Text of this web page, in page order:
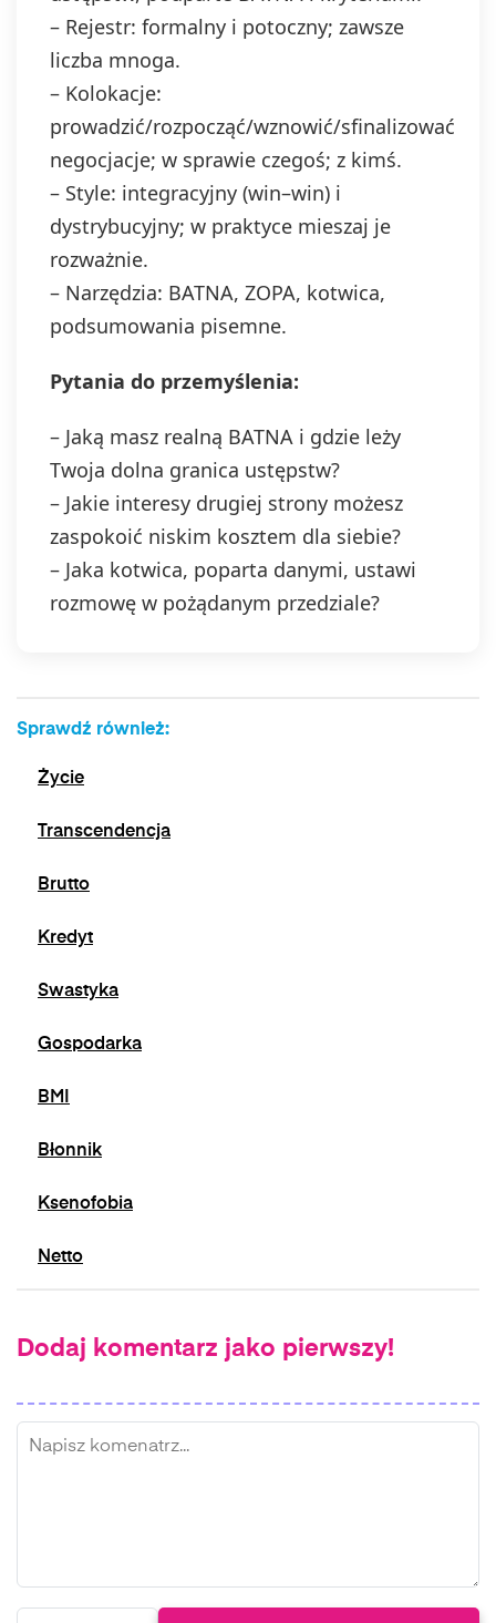
– Rejestr: formalny i potoczny; zawsze
liczba mnoga.
– Kolokacje:
prowadzić/rozpocząć/wznowić/sfinalizować
negocjacje; w sprawie czegoś; z kimś.
– Style: integracyjny (win–win) i
dystrybucyjny; w praktyce mieszaj je
rozważnie.
– Narzędzia: BATNA, ZOPA, kotwica,
podsumowania pisemne.
Pytania do przemyślenia:
– Jaką masz realną BATNA i gdzie leży
Twoja dolna granica ustępstw?
– Jakie interesy drugiej strony możesz
zaspokoić niskim kosztem dla siebie?
– Jaka kotwica, poparta danymi, ustawi
rozmowę w pożądanym przedziale?
Sprawdź również:
Życie
Transcendencja
Brutto
Kredyt
Swastyka
Gospodarka
BMI
Błonnik
Ksenofobia
Netto
Dodaj komentarz jako pierwszy!